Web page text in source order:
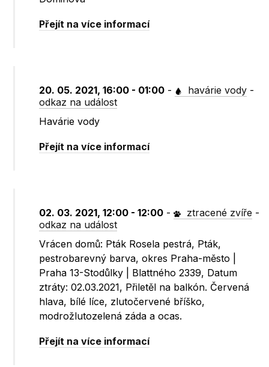
Přejít na více informací
20. 05. 2021, 16:00 - 01:00 - havárie vody -
odkaz na událost
Havárie vody
Přejít na více informací
02. 03. 2021, 12:00 - 12:00 - ztracené zvíře -
odkaz na událost
Vrácen domů: Pták Rosela pestrá, Pták,
pestrobarevný barva, okres Praha-město |
Praha 13-Stodůlky | Blattného 2339, Datum
ztráty: 02.03.2021, Přiletěl na balkón. Červená
hlava, bílé líce, zlutočervené bříško,
modrožlutozelená záda a ocas.
Přejít na více informací